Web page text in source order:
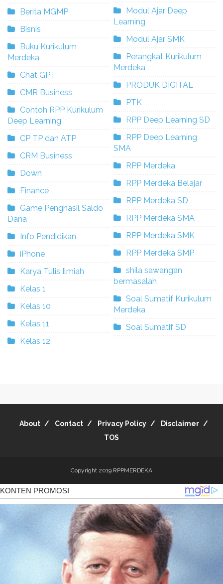
Berita MGMP
Bisnis
Buku Kurikulum
Merdeka
Chat GPT
CMR Business
Contoh RPP Kurikulum
Deep Learning
CP TP dan ATP
CRM Business
Down
Finance
Game Penghasil Saldo
Dana
Info Pendidikan
iPhone
Karya Tulis Ilmiah
Kelas 1
Kelas 10
Kelas 11
Kelas 12
Modul Ajar Deep
Learning
Modul Ajar SMK
Perangkat Kurikulum
Merdeka
PRODUK DIGITAL
PTK
RPP Deep Learning SD
RPP Deep Learning
SMA
RPP Merdeka
RPP Merdeka Belajar
RPP Merdeka SD
RPP Merdeka SMA
RPP Merdeka SMK
RPP Merdeka SMP
shila sawangan
bermasalah
Soal Sumatif Kurikulum
Merdeka
Soal Sumatif SD
About Contact Privacy Policy
Disclaimer
TOS
Copyright 2019 RPPMERDEKA